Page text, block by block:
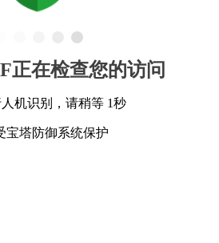
正在检查您的访问
机识别，请稍等 1秒
宝塔防御系统保护